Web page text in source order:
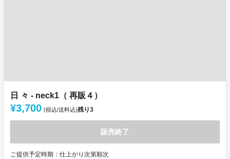
日 々 - neck1（ 再販４）
¥3,700 (税込/送料込)残り3
販売終了
ご提供予定時期：仕上がり次第順次